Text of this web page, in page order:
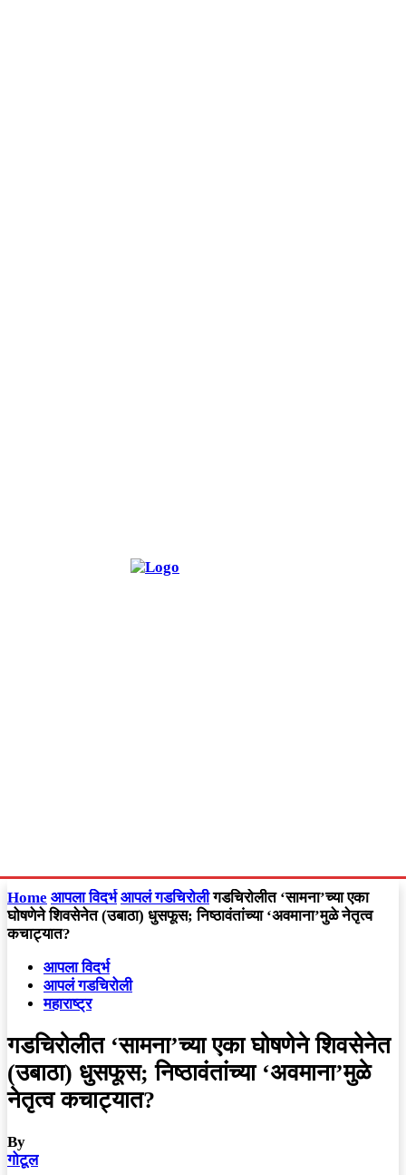
Home आपला विदर्भ आपलं गडचिरोली गडचिरोलीत ‘सामना’च्या एका
घोषणेने शिवसेनेत (उबाठा) धुसफूस; निष्ठावंतांच्या ‘अवमाना’मुळे नेतृत्व
कचाट्यात?
आपला विदर्भ
आपलं गडचिरोली
महाराष्ट्र
गडचिरोलीत ‘सामना’च्या एका घोषणेने शिवसेनेत
(उबाठा) धुसफूस; निष्ठावंतांच्या ‘अवमाना’मुळे
नेतृत्व कचाट्यात?
By
गोटूल